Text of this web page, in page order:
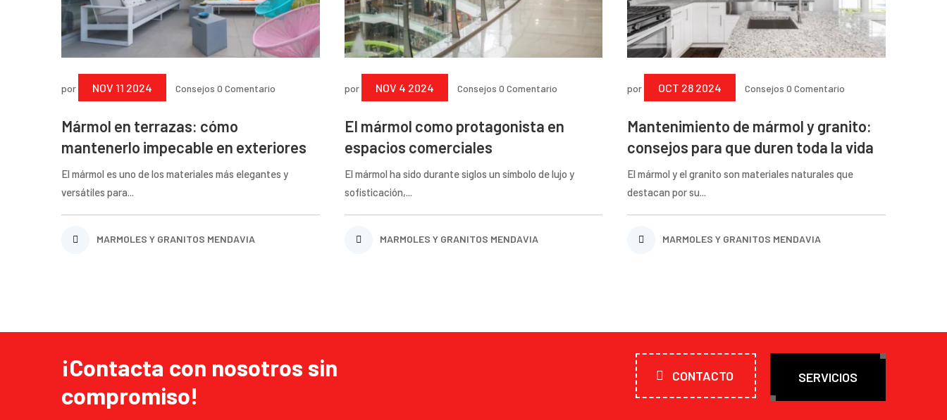
Mármol en terrazas: cómo
mantenerlo impecable en exteriores
por
MARMOLES Y GRANITOS MENDAVIA
NOV 11 2024 Consejos 0 Comentario
El mármol es uno de los materiales más elegantes y
versátiles para...
El mármol como protagonista en
espacios comerciales
por
MARMOLES Y GRANITOS MENDAVIA
NOV 4 2024 Consejos 0 Comentario
El mármol ha sido durante siglos un símbolo de lujo y
sofisticación,...
Mantenimiento de mármol y granito:
consejos para que duren toda la vida
por
MARMOLES Y GRANITOS MENDAVIA
OCT 28 2024 Consejos 0 Comentario
El mármol y el granito son materiales naturales que
destacan por su...
¡Contacta con nosotros sin
compromiso!
CONTACTO SERVICIOS